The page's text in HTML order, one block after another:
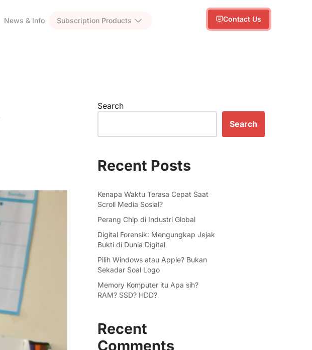
News & Info Subscription Products Contact Us
Search
Search
Recent Posts
Kenapa Waktu Terasa Cepat Saat
Scroll Media Sosial?
Perang Chip di Industri Global
Digital Forensik: Mengungkap Jejak
Bukti di Dunia Digital
Pilih Windows atau Apple? Bukan
Sekadar Soal Logo
Memory Komputer itu Apa sih?
RAM? SSD? HDD?
Recent
Comments